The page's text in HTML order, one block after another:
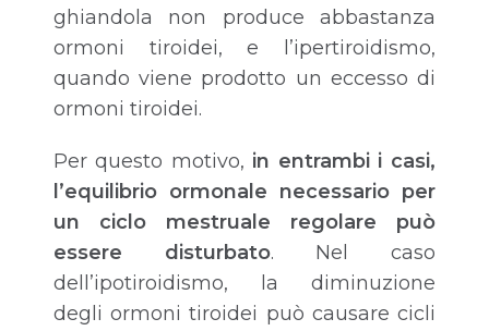
ghiandola non produce abbastanza
ormoni tiroidei, e l’ipertiroidismo,
quando viene prodotto un eccesso di
ormoni tiroidei.
Per questo motivo, in entrambi i casi,
l’equilibrio ormonale necessario per
un ciclo mestruale regolare può
essere disturbato. Nel caso
dell’ipotiroidismo, la diminuzione
degli ormoni tiroidei può causare cicli